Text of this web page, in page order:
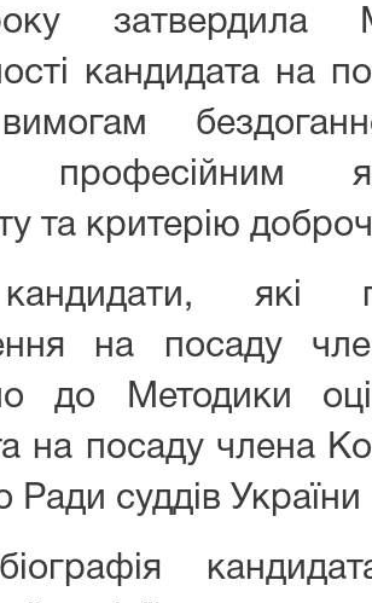
затвердила
кандидата на
професійним
та критерію
які
на посаду
до Методики
на посаду члена
Ради суддів